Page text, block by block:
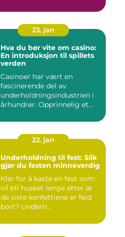
23. jan
Hva du bør vite om casino:
En introduksjon til spillets
verden
Casinoer har vært en
fascinerende del av
underholdningsindustrien i
århundrer. Opprinnelig et
22. jan
Underholdning til fest: Slik
gjør du festen minneverdig
Klar for å kaste en fest som
vil bli husket lenge etter at
de siste konfettiene er feid
bort? Underh...